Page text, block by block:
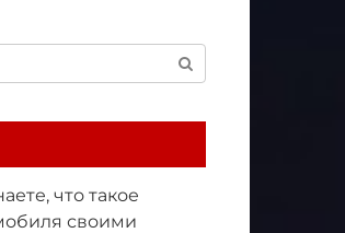
что такое
своими